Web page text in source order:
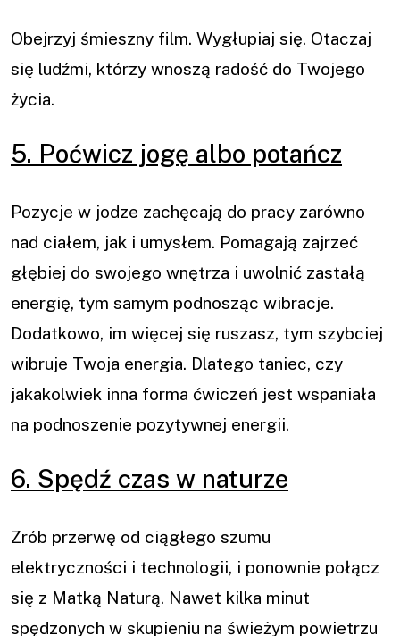
Obejrzyj śmieszny film. Wygłupiaj się. Otaczaj
się ludźmi, którzy wnoszą radość do Twojego
życia.
5. Poćwicz jogę albo potańcz
Pozycje w jodze zachęcają do pracy zarówno
nad ciałem, jak i umysłem. Pomagają zajrzeć
głębiej do swojego wnętrza i uwolnić zastałą
energię, tym samym podnosząc wibracje.
Dodatkowo, im więcej się ruszasz, tym szybciej
wibruje Twoja energia. Dlatego taniec, czy
jakakolwiek inna forma ćwiczeń jest wspaniała
na podnoszenie pozytywnej energii.
6. Spędź czas w naturze
Zrób przerwę od ciągłego szumu
elektryczności i technologii, i ponownie połącz
się z Matką Naturą. Nawet kilka minut
spędzonych w skupieniu na świeżym powietrzu